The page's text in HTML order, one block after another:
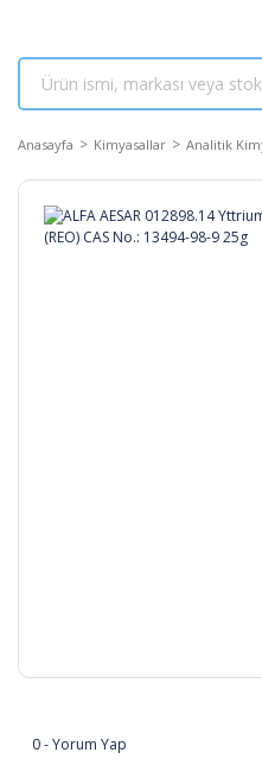
Anasayfa Kimyasallar Analitik
0 - Yorum Yap